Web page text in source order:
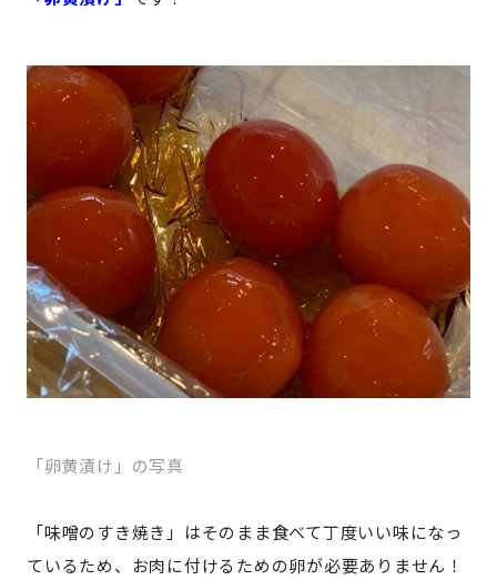
「卵黄漬け」の写真
「味噌のすき焼き」はそのまま食べて丁度いい味になっ
ているため、お肉に付けるための卵が必要ありません！